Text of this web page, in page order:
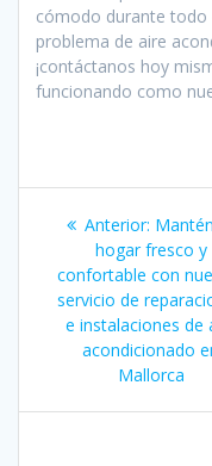
cómodo durante todo
problema de aire
¡contáctanos hoy
funcionando como
de
entradas
Anterior: Entrada
anterior:
hogar fresco y
confortable con
servicio de
e instalaciones de
acondicionado
Mallorca